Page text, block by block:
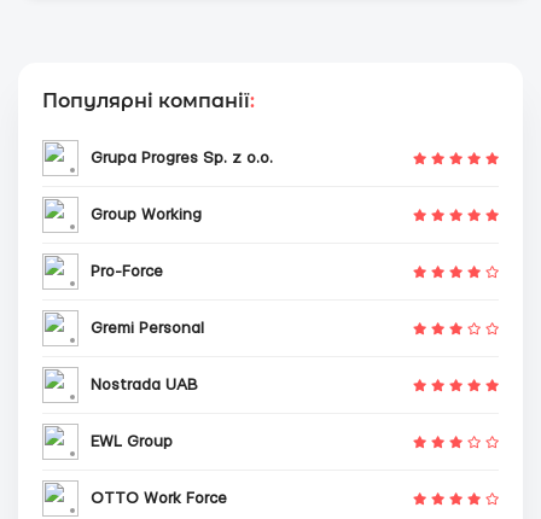
Популярні компанії:
Grupa Progres Sp. z o.o.
Group Working
Pro-Force
Gremi Personal
Nostrada UAB
EWL Group
OTTO Work Force